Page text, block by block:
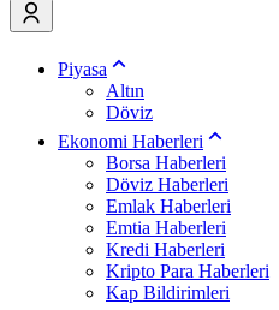
Piyasa
Altın
Döviz
Ekonomi Haberleri
Borsa Haberleri
Döviz Haberleri
Emlak Haberleri
Emtia Haberleri
Kredi Haberleri
Kripto Para Haberleri
Kap Bildirimleri